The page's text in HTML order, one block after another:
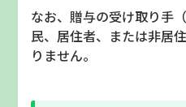
なお、贈与の受け取り手
民、居住者、または非居
りません。